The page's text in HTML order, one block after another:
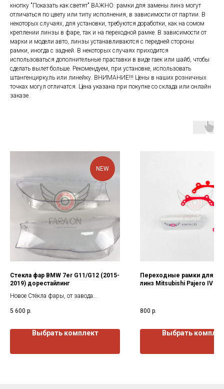
кнопку "Показать как светят" ВАЖНО: рамки для замены линз могут
отличаться по цвету или типу исполнения, в зависимости от партии. В
некоторых случаях, для установки, требуются доработки, как на сомом
креплении линзы в фаре, так и на переходной рамке. В зависимости от
марки и модели авто, линзы устанавливаются с передней стороны
рамки, иногда с задней. В некоторых случаях приходится
использоваться дополнительные праставки в виде гаек или шайб, чтобы
сделать вылет больше. Рекомендуем, при установке, использовать
штангенциркуль или линейку. ВНИМАНИЕ!!! Цены в наших розничных
точках могул отличатся. Цена указана при покупке со склада или онлайн
заказе.
NEW
Стекла фар BMW 7er G11/G12 (2015-
2019) дорестайлинг
Новое Стёкла фары, от завода
защитным лаком как с наружи так и
5 600 р.
Выбрать комплект
Переходные рамки для
линз Mitsubishi Pajero IV
800 р.
Выбрать